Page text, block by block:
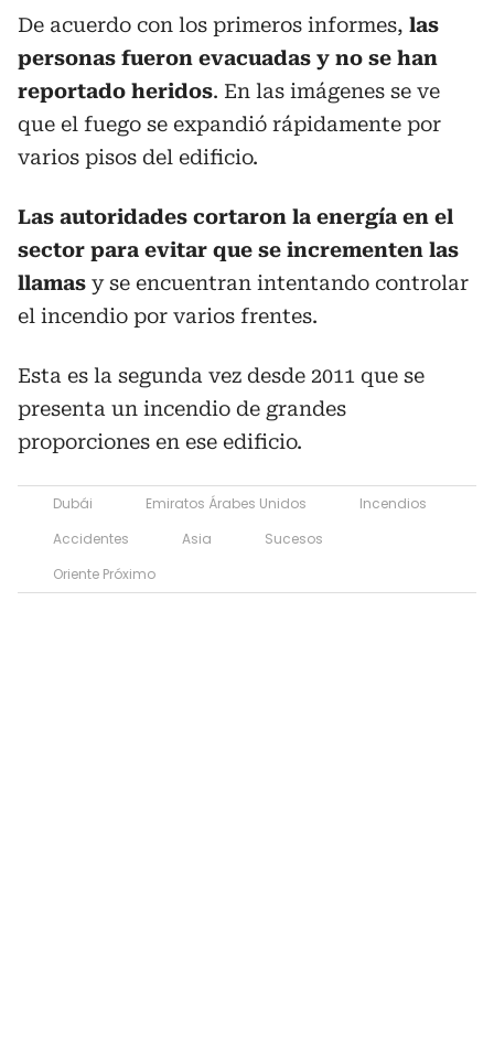
De acuerdo con los primeros informes, las
personas fueron evacuadas y no se han
reportado heridos. En las imágenes se ve
que el fuego se expandió rápidamente por
varios pisos del edificio.
Las autoridades cortaron la energía en el
sector para evitar que se incrementen las
llamas y se encuentran intentando controlar
el incendio por varios frentes.
Esta es la segunda vez desde 2011 que se
presenta un incendio de grandes
proporciones en ese edificio.
Dubái Emiratos Árabes Unidos
Incendios
Accidentes
Asia
Sucesos
Oriente Próximo